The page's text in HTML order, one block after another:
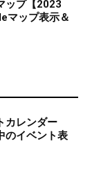
ップ【2023
マップ表示＆
カレンダー
のイベント表